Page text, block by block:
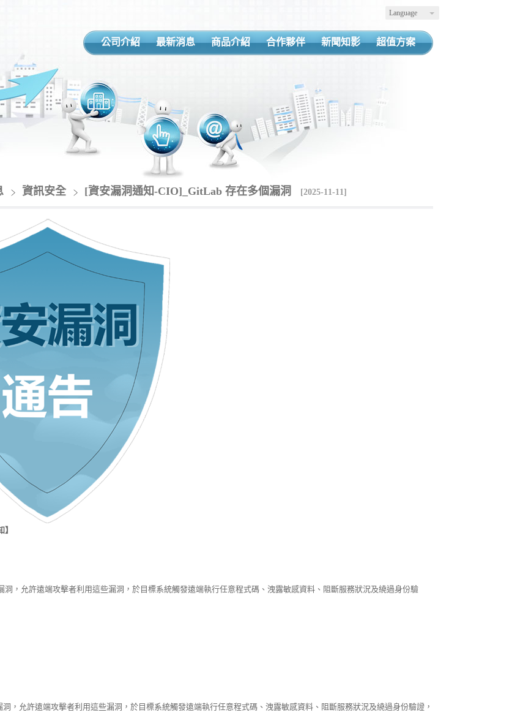
Language
公司介紹 最新消息 商品介紹 合作夥伴 新聞知影 超值方案
資訊安全 [資安漏洞通知-CIO]_GitLab 存在多個漏洞 [2025-11-11]
，允許遠端攻擊者利用這些漏洞，於目標系統觸發遠端執行任意程式碼、洩露敏感資料、阻斷服務狀況及繞過身份驗
，允許遠端攻擊者利用這些漏洞，於目標系統觸發遠端執行任意程式碼、洩露敏感資料、阻斷服務狀況及繞過身份驗證，